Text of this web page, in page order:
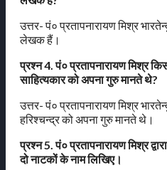
उत्तर- पं० प्रतापनारायण मिश्र
लेखक हैं।
प्रश्न 4. पं० प्रतापनारायण मिश्र
साहित्यकार को अपना गुरु मानते थे?
उत्तर- पं० प्रतापनारायण मिश्र
हरिश्चन्द्र को अपना गुरु मानते थे।
प्रश्न 5. पं० प्रतापनारायण मिश्र
दो नाटकों के नाम लिखिए।